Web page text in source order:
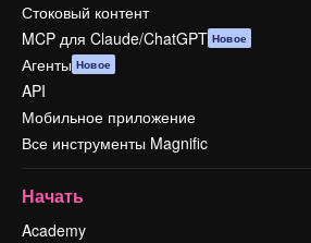
Стоковый контент
MCP для Claude/ChatGPT Новое
Агенты Новое
API
Мобильное приложение
Все инструменты Magnific
Начать
Academy